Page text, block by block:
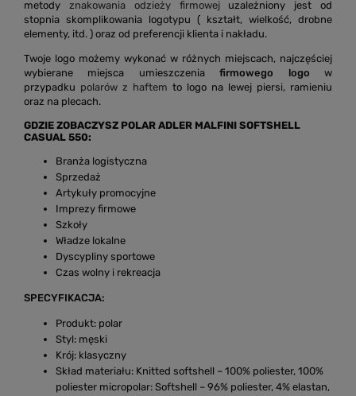
metody znakowania odzieży firmowejuzależniony jest od
stopnia skomplikowania logotypu ( kształt, wielkość, drobne
elementy, itd. ) oraz od preferencji klienta i nakładu.
Twoje logo możemy wykonać w różnych miejscach, najczęściej
wybierane miejsca umieszczeniafirmowego logo w
przypadku polarów z haftem to logo na lewej piersi, ramieniu
oraz na plecach.
GDZIE ZOBACZYSZ POLAR ADLER MALFINI SOFTSHELL
CASUAL 550:
Branża logistyczna
Sprzedaż
Artykuły promocyjne
Imprezy firmowe
Szkoły
Władze lokalne
Dyscypliny sportowe
Czas wolny i rekreacja
SPECYFIKACJA:
Produkt: polar
Styl: męski
Krój: klasyczny
Skład materiału: Knitted softshell – 100% poliester, 100%
poliester micropolar: Softshell – 96% poliester, 4% elastan,